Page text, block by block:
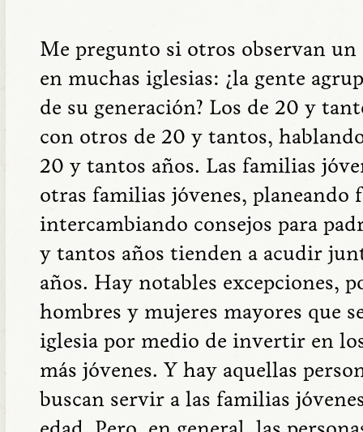
Me pregunto si otros observan un
en muchas iglesias: ¿la gente
de su generación? Los de 20 y
con otros de 20 y tantos,
20 y tantos años. Las familias
otras familias jóvenes, planeando
intercambiando consejos para
y tantos años tienden a acudir
años. Hay notables excepciones,
hombres y mujeres mayores que
iglesia por medio de invertir en
más jóvenes. Y hay aquellas
buscan servir a las familias